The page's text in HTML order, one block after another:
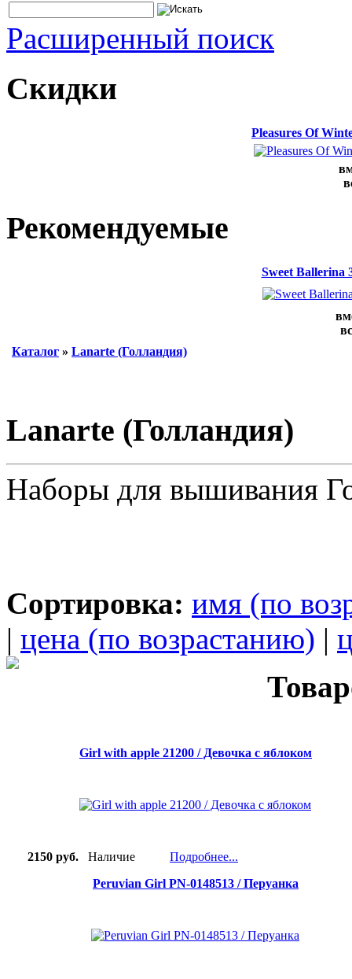
Расширенный поиск
Скидки
Pleasures Of
Рекомендуемые
Sweet Ballerina
Каталог » Lanarte (Голландия)
Lanarte (Голландия)
Наборы для вышивания
Сортировка: имя (по
| цена (по возрастанию) |
Girl with apple 21200 / Девочка с яблоком
2150 руб. Наличие
Подробнее...
Peruvian Girl PN-0148513 / Перуанка